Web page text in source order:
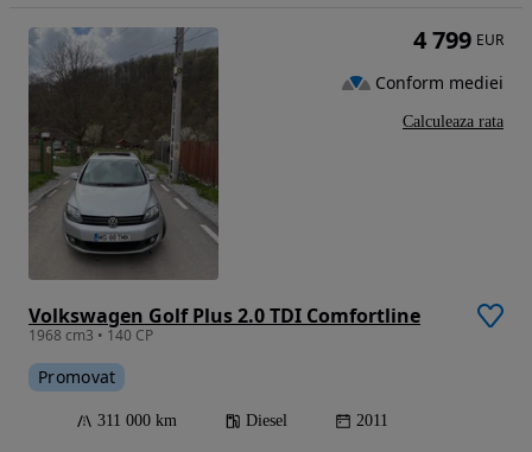
Volkswagen Golf Plus 2.0 TDI Comfortline
1968 cm3 • 140 CP
Promovat
311 000 km Diesel 2011
4 799 EUR
Conform mediei
Calculeaza rata